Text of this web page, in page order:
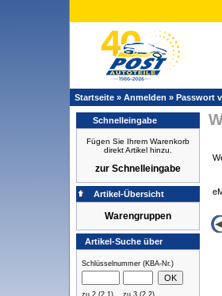
Startseite» Anmelden » Passwort
Schnelleingabe
Fügen Sie Ihrem Warenkorb
direkt Artikel hinzu.
zur Schnelleingabe
Artikel-Übersicht
Warengruppen
Artikel-Suche über
Schlüsselnummer (KBA-Nr.)
zu 2 (2.1) zu 3 (2.2)